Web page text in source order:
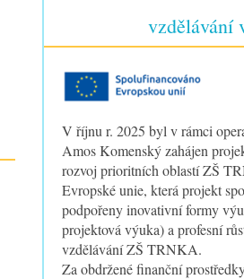
vzdělávání
V říjnu r. 2025 byl v rámci
Amos Komenský zahájen
rozvoj prioritních oblastí ZŠ
Evropské unie, která projekt
podpořeny inovativní formy
projektová výuka) a profesní
vzdělávání ZŠ TRNKA.
Za obdržené finanční